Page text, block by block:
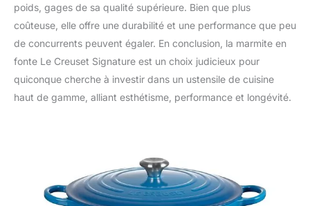
poids, gages de sa qualité supérieure. Bien que plus
coûteuse, elle offre une durabilité et une performance que peu
de concurrents peuvent égaler. En conclusion, la marmite en
fonte Le Creuset Signature est un choix judicieux pour
quiconque cherche à investir dans un ustensile de cuisine
haut de gamme, alliant esthétisme, performance et longévité.